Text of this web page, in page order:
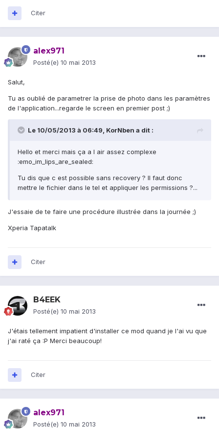
Citer
alex971
Posté(e) 10 mai 2013
Salut,
Tu as oublié de parametrer la prise de photo dans les paramètres
de l'application...regarde le screen en premier post ;)
Le 10/05/2013 à 06:49, KorNben a dit :
Hello et merci mais ça a l air assez complexe
:emo_im_lips_are_sealed:
Tu dis que c est possible sans recovery ? Il faut donc
mettre le fichier dans le tel et appliquer les permissions ?...
J'essaie de te faire une procédure illustrée dans la journée ;)
Xperia Tapatalk
Citer
B4EEK
Posté(e) 10 mai 2013
J'étais tellement impatient d'installer ce mod quand je l'ai vu que
j'ai raté ça :P Merci beaucoup!
Citer
alex971
Posté(e) 10 mai 2013